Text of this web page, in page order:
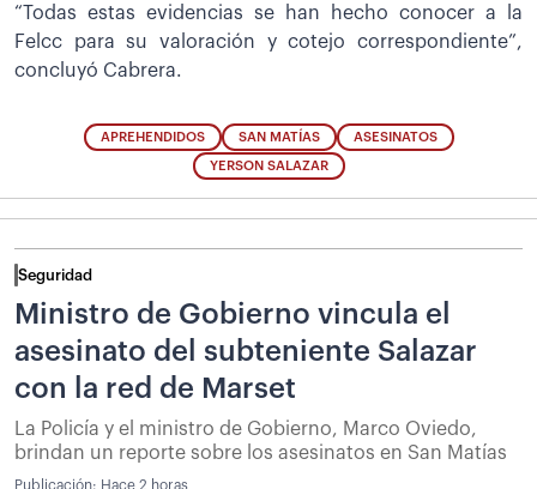
“Todas estas evidencias se han hecho conocer a la
Felcc para su valoración y cotejo correspondiente”,
concluyó Cabrera.
APREHENDIDOS SAN MATÍAS ASESINATOS
YERSON SALAZAR
Seguridad
Ministro de Gobierno vincula el
asesinato del subteniente Salazar
con la red de Marset
La Policía y el ministro de Gobierno, Marco Oviedo,
brindan un reporte sobre los asesinatos en San Matías
Publicación: Hace 2 horas